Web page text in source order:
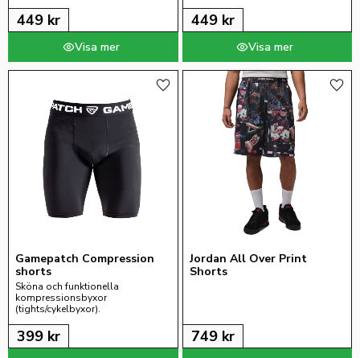
449 kr 449kr
Gamepatch Compression
shorts
Sköna och funktionella
kompressionsbyxor
(tights/cykelbyxor).
399 kr
Lägg till i favoriter
Jordan All Over Print
Shorts
749kr